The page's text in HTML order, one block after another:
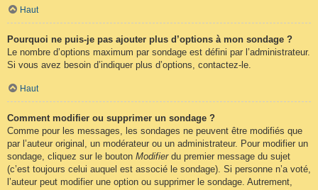
Haut
Pourquoi ne puis-je pas ajouter plus d’options à mon sondage ?
Le nombre d’options maximum par sondage est défini par l’administrateur.
Si vous avez besoin d’indiquer plus d’options, contactez-le.
Haut
Comment modifier ou supprimer un sondage ?
Comme pour les messages, les sondages ne peuvent être modifiés que
par l’auteur original, un modérateur ou un administrateur. Pour modifier un
sondage, cliquez sur le bouton Modifierdu premier message du sujet
(c’est toujours celui auquel est associé le sondage). Si personne n’a voté,
l’auteur peut modifier une option ou supprimer le sondage. Autrement,